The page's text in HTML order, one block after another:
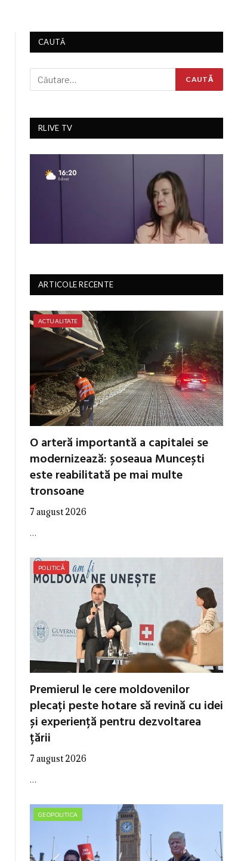
CAUTĂ
RLIVE TV
ARTICOLE RECENTE
ACTUALITATE
O arteră importantă a capitalei se
modernizează: șoseaua Muncești
este reabilitată pe mai multe
tronsoane
7 august 2026
…
POLITICĂ
Premierul le cere moldovenilor
plecați peste hotare să revină cu idei
și experiență pentru dezvoltarea
țării
7 august 2026
…
GEOPOLITICA